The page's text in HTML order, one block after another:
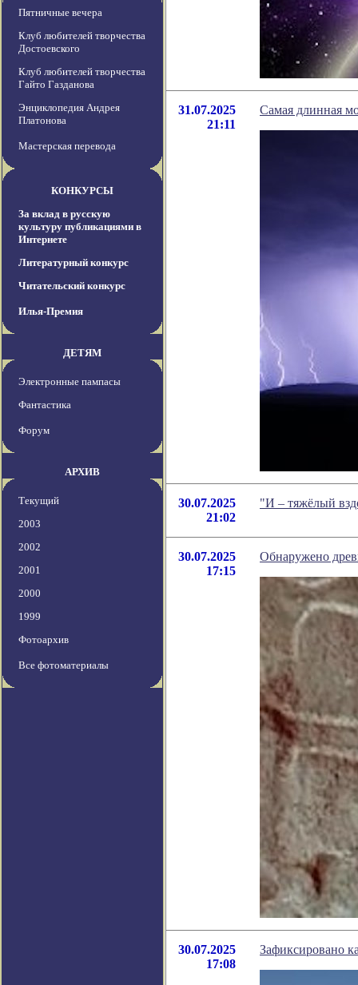
Пятничные вечера
Клуб любителей творчества
Достоевского
Клуб любителей творчества
Гайто Газданова
Энциклопедия Андрея
Платонова
Мастерская перевода
КОНКУРСЫ
За вклад в русскую
культуру публикациями в
Интернете
Литературный конкурс
Читательский конкурс
Илья-Премия
ДЕТЯМ
Электронные пампасы
Фантастика
Форум
АРХИВ
Текущий
2003
2002
2001
2000
1999
Фотоархив
Все фотоматериалы
31.07.2025
21:11
Самая длинная
30.07.2025
21:02
"И – тяжёлый
30.07.2025
17:15
Обнаружено
30.07.2025
17:08
Зафиксировано